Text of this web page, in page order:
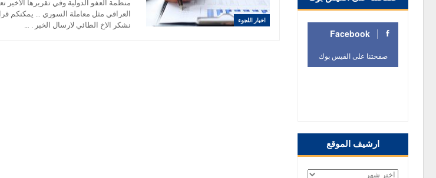
اخبار اللجوء
منظمة العفو الدولية وفي تقريرها الاخير
العراقي مثل معاملة السوري … يمكنكم
نشكر الاخ الطائي لارسال الخبر . …
Facebook
صفحتنا على الفيس بوك
ارشيف الموقع
ارشيف